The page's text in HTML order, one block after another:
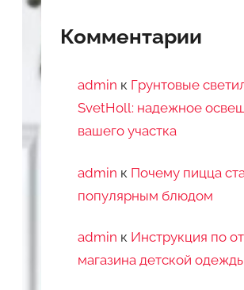
Комментарии
admin к Грунтовые
SvetHoll: надежное
вашего участка
admin к Почему пицца
популярным блюдом
admin к Инструкция по
магазина детской